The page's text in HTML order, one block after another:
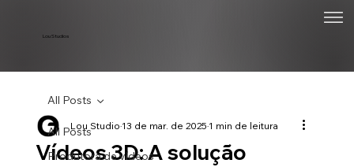
Lou Studios
All Posts
Produtora de vídeos
All Posts
Vídeos 3D: A solução
Lou Studio13 de mar. de 20251 min de leitura